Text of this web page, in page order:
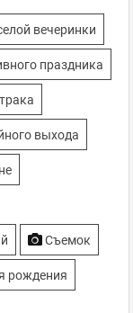
вечеринки
праздника
выхода
Съемок
рождения